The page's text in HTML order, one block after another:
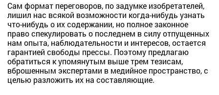
Сам формат переговоров, по задумке изобретателей,
лишил нас всякой возможности когда-нибудь узнать
что-нибудь о их содержании, но полное законное
право спекулировать о последнем в силу отпущенных
нам опыта, наблюдательности и интересов, остается
гарантией свободы прессы. Поэтому предлагаю
обратиться к упомянутым выше трем тезисам,
вброшенным экспертами в медийное пространство, с
целью разложить их на составляющие.